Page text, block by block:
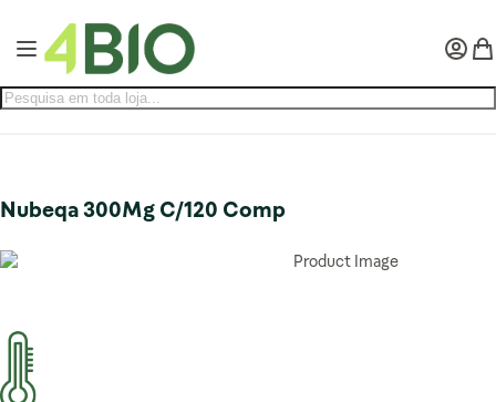
Alternar Nav
Minha
Nubeqa 300Mg C/120 Comp